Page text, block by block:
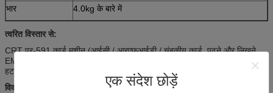
एक संदेश छोड़ें
भार 4.0kg के बारे में
त्वरित विस्तार से:
CRT पर-591 कार्ड मशीन (आईसी / आरएफआईडी / चुंबकीय कार्ड, पढ़ने और लिखने
EMV प्रमाणित के साथ वितरण / कब्जा / को स्वीकार समारोह, ताला लगा समारोह के साथ
हटाने योग्य स्टेकर)
विवरण: